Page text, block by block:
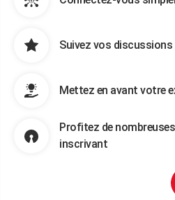
Suivez vos
Mettez en avant votre
Profitez de
inscrivant